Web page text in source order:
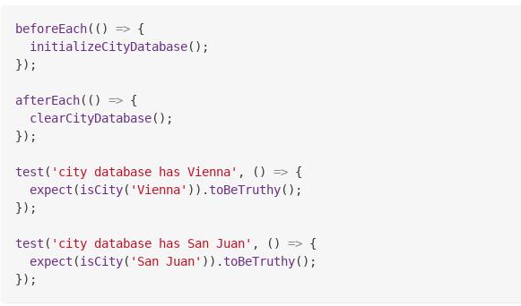
beforeEach( ( ) => {
initializeCityDatabase( ) ;
}) ;
afterEach( ( ) => {
clearCityDatabase( ) ;
}) ;
test ( 'city database has Vienna' , ( ) => {
expect (isCity( 'Vienna' ) ) . toBeTruthy( ) ;
}) ;
test ( 'city database has San Juan' , ( ) => {
expect (isCity( 'San Juan' ) ) . toBeTruthy( ) ;
}) ;